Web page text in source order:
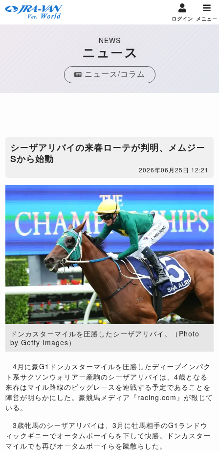
ログイン メニュー
NEWS
ニュース
ニュース/コラム
シーザアリバイの来春ローテが判明、メムジー
Sから始動
2026年06月25日 12:21
ドンカスターマイルを圧勝したシーザアリバイ。（Photo
by Getty Images）
4月に豪G1ドンカスターマイルを圧勝したディープインパク
ト系サクソンウォリアー産駒のシーザアリバイは、4歳となる
来春はマイル路線のビッグレースを連戦する予定であることを
陣営が明らかにした。豪競馬メディア『racing.com』が報じて
いる。
3歳牝馬のシーザアリバイは、3月に牡馬相手のG1ランドウ
ィックギニーでオータムボーイらを下して快勝。ドンカスター
マイルでも再びオータムボーイらを蹴散らした。